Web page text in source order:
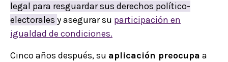
legal para resguardar sus derechos político-
electorales y asegurar su participación en
igualdad de condiciones.
Cinco años después, su aplicación preocupa a